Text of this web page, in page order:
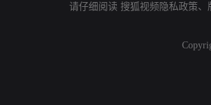
请仔细阅读 搜狐视频隐私政策、